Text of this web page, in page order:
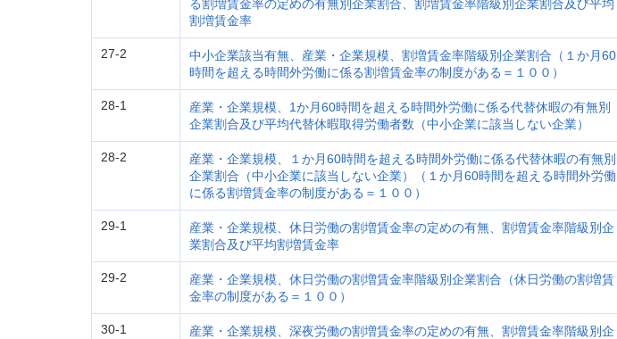
る割増賃金率の定めの有無別企業割合、割増賃金率階級別企業割合及び平均
割増賃金率
27-2
中小企業該当有無、産業・企業規模、割増賃金率階級別企業割合（１か月60
時間を超える時間外労働に係る割増賃金率の制度がある＝１００）
28-1
産業・企業規模、1か月60時間を超える時間外労働に係る代替休暇の有無別
企業割合及び平均代替休暇取得労働者数（中小企業に該当しない企業）
28-2
産業・企業規模、１か月60時間を超える時間外労働に係る代替休暇の有無別
企業割合（中小企業に該当しない企業）（１か月60時間を超える時間外労働
に係る割増賃金率の制度がある＝１００）
29-1
産業・企業規模、休日労働の割増賃金率の定めの有無、割増賃金率階級別企
業割合及び平均割増賃金率
29-2
産業・企業規模、休日労働の割増賃金率階級別企業割合（休日労働の割増賃
金率の制度がある＝１００）
30-1
産業・企業規模、深夜労働の割増賃金率の定めの有無、割増賃金率階級別企